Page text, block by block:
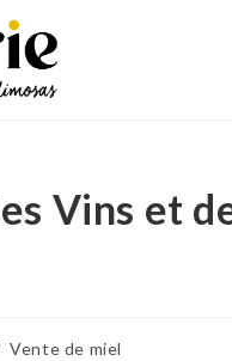
Vins et
Vente de miel